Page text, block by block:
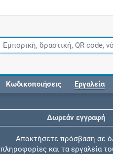
Κωδικοποιήσεις Εργαλεία
Δωρεάν εγγραφή
Αποκτήσετε πρόσβαση σε
πληροφορίες και τα εργαλεία